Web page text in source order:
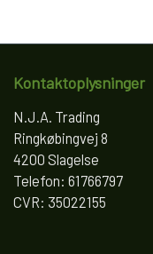
Kontaktoplysninger
N.J.A. Trading
Ringkøbingvej 8
4200 Slagelse
Telefon: 61766797
CVR: 35022155